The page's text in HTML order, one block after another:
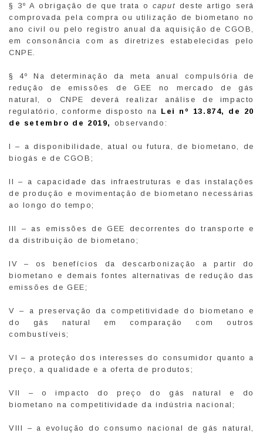
§ 3º A obrigação de que trata ocaput deste artigo será
comprovada pela compra ou utilização de biometano no
ano civil ou pelo registro anual da aquisição de CGOB,
em consonância com as diretrizes estabelecidas pelo
CNPE.
§ 4º Na determinação da meta anual compulsória de
redução de emissões de GEE no mercado de gás
natural, o CNPE deverá realizar análise de impacto
regulatório, conforme disposto na Lei nº 13.874, de 20
de setembro de 2019, observando:
I – a disponibilidade, atual ou futura, de biometano, de
biogás e de CGOB;
II – a capacidade das infraestruturas e das instalações
de produção e movimentação de biometano necessárias
ao longo do tempo;
III – as emissões de GEE decorrentes do transporte e
da distribuição de biometano;
IV – os benefícios da descarbonização a partir do
biometano e demais fontes alternativas de redução das
emissões de GEE;
V – a preservação da competitividade do biometano e
do gás natural em comparação com outros
combustíveis;
VI – a proteção dos interesses do consumidor quanto a
preço, a qualidade e a oferta de produtos;
VII – o impacto do preço do gás natural e do
biometano na competitividade da indústria nacional;
VIII – a evolução do consumo nacional de gás natural,